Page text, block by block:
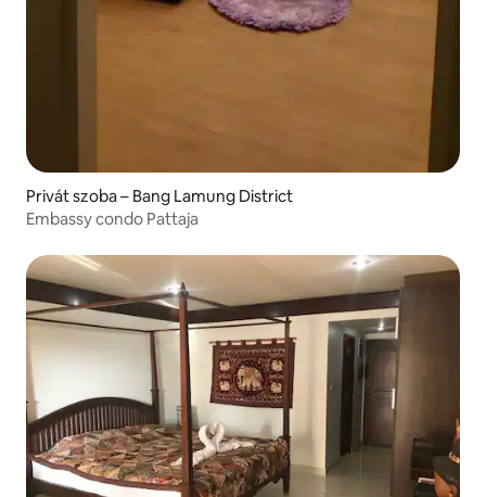
Privát szoba – Bang Lamung District
Embassy condo Pattaja